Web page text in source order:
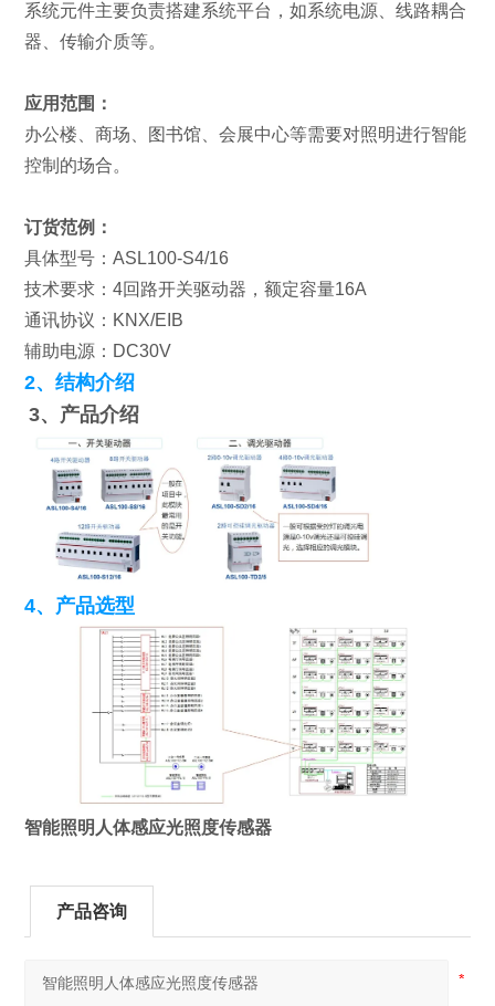
系统元件主要负责搭建系统平台，如系统电源、线路耦合
器、传输介质等。
应用范围：
办公楼、商场、图书馆、会展中心等需要对照明进行智能
控制的场合。
订货范例：
具体型号：ASL100-S4/16
技术要求：4回路开关驱动器，额定容量16A
通讯协议：KNX/EIB
辅助电源：DC30V
2、结构介绍
3、产品介绍
4、产品选型
智能照明人体感应光照度传感器
产品咨询